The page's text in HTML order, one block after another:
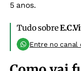
5 anos.
Tudo sobre
Entre no canal